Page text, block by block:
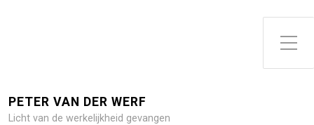
Toggle
PETER VAN DER WERF
Licht van de werkelijkheid gevangen